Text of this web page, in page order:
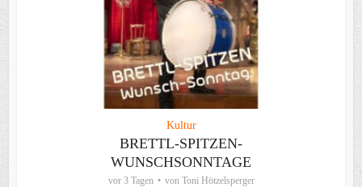
Kultur
BRETTL-SPITZEN-
WUNSCHSONNTAGE
vor 3 Tagen von Toni Hötzelsperger